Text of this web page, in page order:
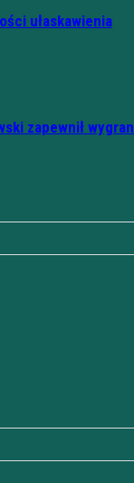
ułaskawienia
zapewnił